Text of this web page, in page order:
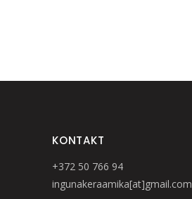
KONTAKT
+372 50 766 94
ingunakeraamika[at]gmail.com